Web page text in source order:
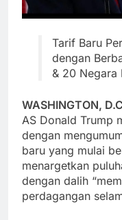
Tarif Baru
dengan
& 20 Negara
WASHINGTON,
AS Donald Trump
dengan
baru yang mulai
menargetkan
dengan dalih
perdagangan